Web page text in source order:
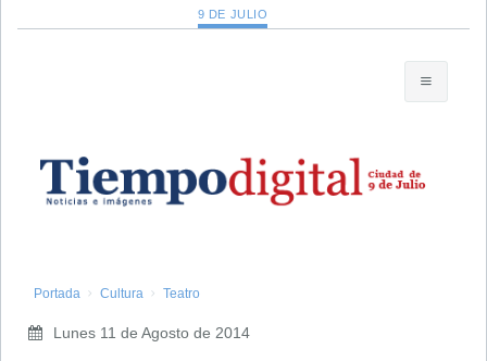
9 DE JULIO
Portada Cultura Teatro
Lunes 11 de Agosto de 2014